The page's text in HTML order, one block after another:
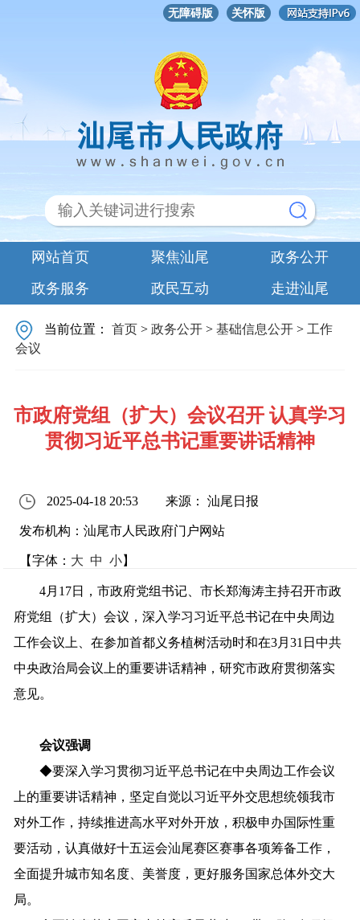
无障碍版 关怀版
网站首页 聚焦汕尾
政务公开
政务服务
政民互动 走进汕尾
当前位置：首页 >政务公开 >基础信息公开 > 工作
会议
市政府党组（扩大）会议召开 认真学习
贯彻习近平总书记重要讲话精神
2025-04-18 20:53 来源： 汕尾日报
发布机构：汕尾市人民政府门户网站
【字体： 大 中 小】
4月1 7日，市政府党组书记、市长郑海涛主持召开市政
府党组（扩大）会议，深入学习习近平总书记在中央周边
工作会议上
、在参加首都义务植树活动时和在3月31日中共
中央政治局会议上的重要讲话精神，研究市政府贯彻落实
意见。
会议强调
◆要深入学习贯彻习近平总书记在中央周边工作会议
上的重要讲话精神 ， 坚定自觉以习近平外交思想统领我市
对外工作，持续推进高水平对外开放，积极申办国际性重
要活动 ，认真做好十五运会汕尾赛区赛事各项筹备工作 ，
全面提升城市知名度 美誉度 ，更好服务国家总体外交大
局。